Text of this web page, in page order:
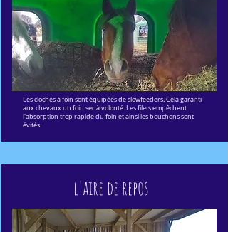
Les cloches à foin sont équipées de slowfeeders. Cela garanti
aux chevaux un foin sec à volonté. Les filets empêchent
l'absorption trop rapide du foin et ainsi les bouchons sont
évités.
l'aire de repos